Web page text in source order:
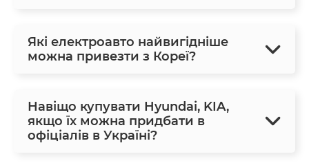
Які електроавто найвигідніше
можна привезти з Кореї?
Навіщо купувати Hyundai, KIA,
якщо їх можна придбати в
офіціалів в Україні?